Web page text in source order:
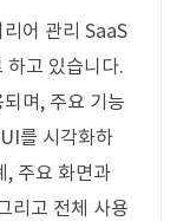
어 관리 SaaS
하고 있습니다.
며, 주요 기능
를 시각화하
, 주요 화면과
리고 전체 사용